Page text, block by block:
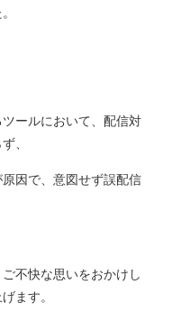
ールにおいて、配信対
、
因で、意図せず誤配信
不快な思いをおかけし
ます。